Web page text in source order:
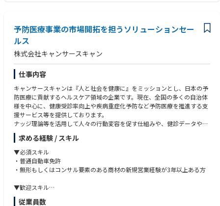
既存案件の運用や既存顧客対応/アポイント取得なども別のチームが担
当をしています。
■営業力のスキルアップが出来る
雑な場合もあり、
toB営業のエンタープライズ営業と類似した経験を通し、営業力のス
キルアップが出来る。
■営業だけでなく、0→１で事業をつくる、サービスをアップデートする
経験が出来る
・事業・サービスが新しくできていく環境でそのサービスを提案するの
で毎年同じ商材を同じやり方で売っていくというルーティン営業ではな
く、顧客の反応などを基にセールスしながらサービスを作っていく、サー
ビスをアップデートしていくことに関わることが出来る。
・営業としてキャリアアップし営業組織のマネジメントにチャレンジす
るキャリアプランのほかに、
営業力を起点にして新しい事業を推進していく担当者や事業責任者に
なるキャリアプランがある。
①営業メンバーとして入社 → 営業チームリーダー → フロントチー
ム（運用部門）統括部長 → 健診事業部（サービス企画部門）部門長
- プロジェクトマネジメント
マーケティングの具体的施策を、クライアントと共に実行し支援します。
ソーシャルマーケティングで活用するコミュニケーションツールが確実に
実行されるよう、クライアントの要望に答えながら完遂させていきます。
- 効果検証と改善提案
実行した施策の効果検証を行い、次年度に向けた新しいマーケティング戦
略と企画を立案します。
- 新規保健事業の企画立案
各自治体が取り組んでいる地域全体の健康づくりに対して、より包括的な
新しい保険事業を提案します。クライアントのヘルスデータを解析し課題
を分析。提案から予算獲得のプロセスまでをサポートします。
▼チーム体制/社内の雰囲気
- チームリーダー4名のもと、多様な業界の営業経験者が異なるノウハウを
持ち寄って活躍しています。
もしやすく、フラットな環境です。
- 働く場所や時間の自由度が高く、責任感と自主性が両立できます。
- 必要だと思う業務に、手を挙げた人が実行する環境です。
- 急成長を続ける組織で、共に仕組みやサービスを作ることにやりがいを
感じる方
- 組織マネジメント経験をお持ちの方
予防医療事業の市場開拓を担うソリューションセー
ルス
株式会社キャンサースキャン
仕事内容
キャンサースキャンは『人と社会を健康に』をミッションとし、日本の予
防医療に貢献するヘルスケア領域の企業です。現在、全国の多くの自治体
様を中心に、健康受診率向上や疾病重症化予防など予防医療を推進する支
援サービス等を提供しております。
ナッジ理論等を活用して人々の行動変容を促す仕組みや、健診データやレ
セプトデータ（診療報酬明細書）などのヘルスビッグデータを解析したイ
ンサイトをもとに、社会に革新をもたらす予防医療アプローチを実現して
います。
【私たちのチームについて】
の自治体向けにソリューションセールスを行うチームです。
イドセールス・営業サポート3名）
求める経験 / スキル
▼必須スキル
・普通自動車免許
・無形もしくはコンサル要素のある商材の新規営業経験が3年以上ある方
▼歓迎スキル
・データを用いた分析・企画提案や営業提案のご経験
従業員数